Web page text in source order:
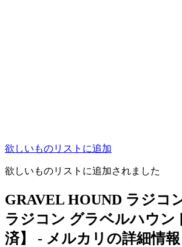
欲しいものリストに追加
欲しいものリストに追加されました
GRAVEL HOUND ラジコ
ラジコン グラベルハウン
済】 - メルカリの詳細情報